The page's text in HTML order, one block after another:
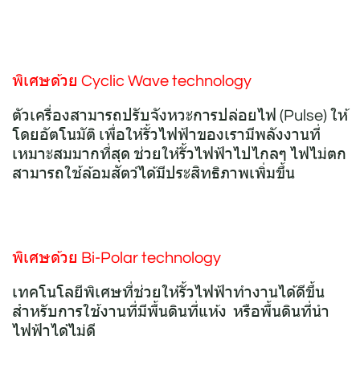
พิเศษด้วย Cyclic Wave technology
ตัวเครื่องสามารถปรับจังหวะการปล่อยไฟ (Pulse) ให้
โดยอัตโนมัติ เพื่อให้รั้วไฟฟ้าของเรามีพลังงานที่
เหมาะสมมากที่สุด ช่วยให้รั้วไฟฟ้าไปไกลๆ ไฟไม่ตก
สามารถใช้ล้อมสัตว์ได้มีประสิทธิภาพเพิ่มขึ้น
พิเศษด้วย Bi-Polar technology
เทคโนโลยีพิเศษที่ช่วยให้รั้วไฟฟ้าทำงานได้ดีขึ้น
สำหรับการใช้งานที่มีพื้นดินที่แห้ง หรือพื้นดินที่นำ
ไฟฟ้าได้ไม่ดี